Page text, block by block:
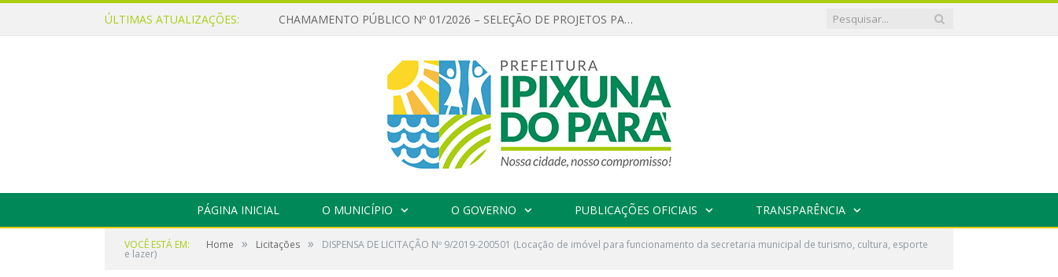
ÚLTIMAS ATUALIZAÇÕES: CHAMAMENTO PÚBLICO Nº 01/2026 – SELEÇÃO DE PROJETOS PARA FIRMAR TERMO DE EXECUÇÃO CULTURAL COM RECURSOS DA POLÍTICA NACIONAL ALDIR BLANC DE FOMENTO À CULTURA – PNAB (LEI Nº 14.399/2022)
PÁGINA INICIAL O MUNICÍPIO O GOVERNO PUBLICAÇÕES OFICIAIS TRANSPARÊNCIA
VOCÊ ESTÁ EM: Home » Licitações » DISPENSA DE LICITAÇÃO Nº 9/2019-200501 (Locação de imóvel para funcionamento da secretaria municipal de turismo, cultura, esporte
e lazer)